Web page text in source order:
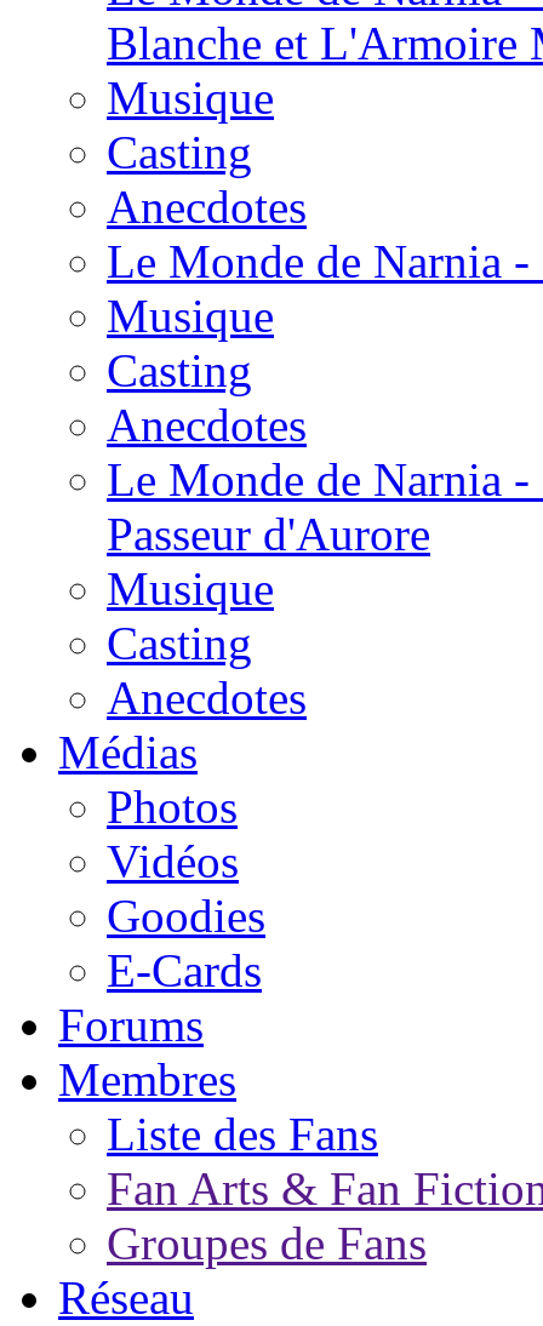
Blanche et L'Armoire
Musique
Casting
Anecdotes
Le Monde de Narnia
Musique
Casting
Anecdotes
Le Monde de Narnia
Passeur d'Aurore
Musique
Casting
Anecdotes
Médias
Photos
Vidéos
Goodies
E-Cards
Forums
Membres
Liste des Fans
Fan Arts & Fan
Groupes de Fans
Réseau